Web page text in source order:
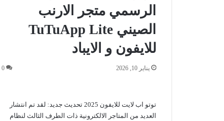
الرسمي متجر الارنب
الصيني TuTuApp Lite
للايفون و الايباد
يناير 10, 2026 0
توتو اب لايت للايفون 2025 تحديث جديد: لقد تم انتشار
العديد من المتاجر الالكترونية ذات الطرف الثالث لنظام